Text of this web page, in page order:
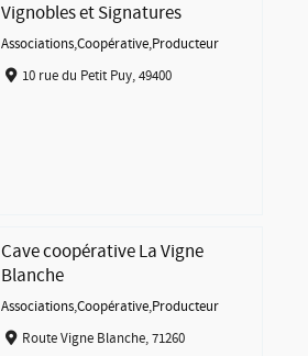
Vignobles et Signatures
Associations,Coopérative,Producteur
10 rue du Petit Puy, 49400
Cave coopérative La Vigne
Blanche
Associations,Coopérative,Producteur
Route Vigne Blanche, 71260